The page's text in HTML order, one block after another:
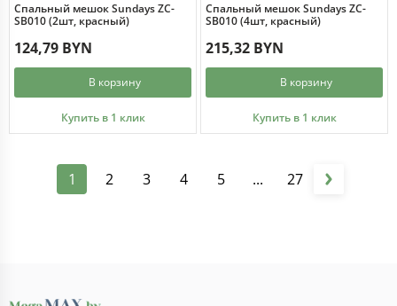
Спальный мешок Sundays ZC-
SB010 (2шт, красный)
124,79 BYN
В корзину
Купить в 1 клик
Спальный мешок Sundays ZC-
SB010 (4шт, красный)
215,32 BYN
В корзину
Купить в 1 клик
1 2 3 4 5 ... 27